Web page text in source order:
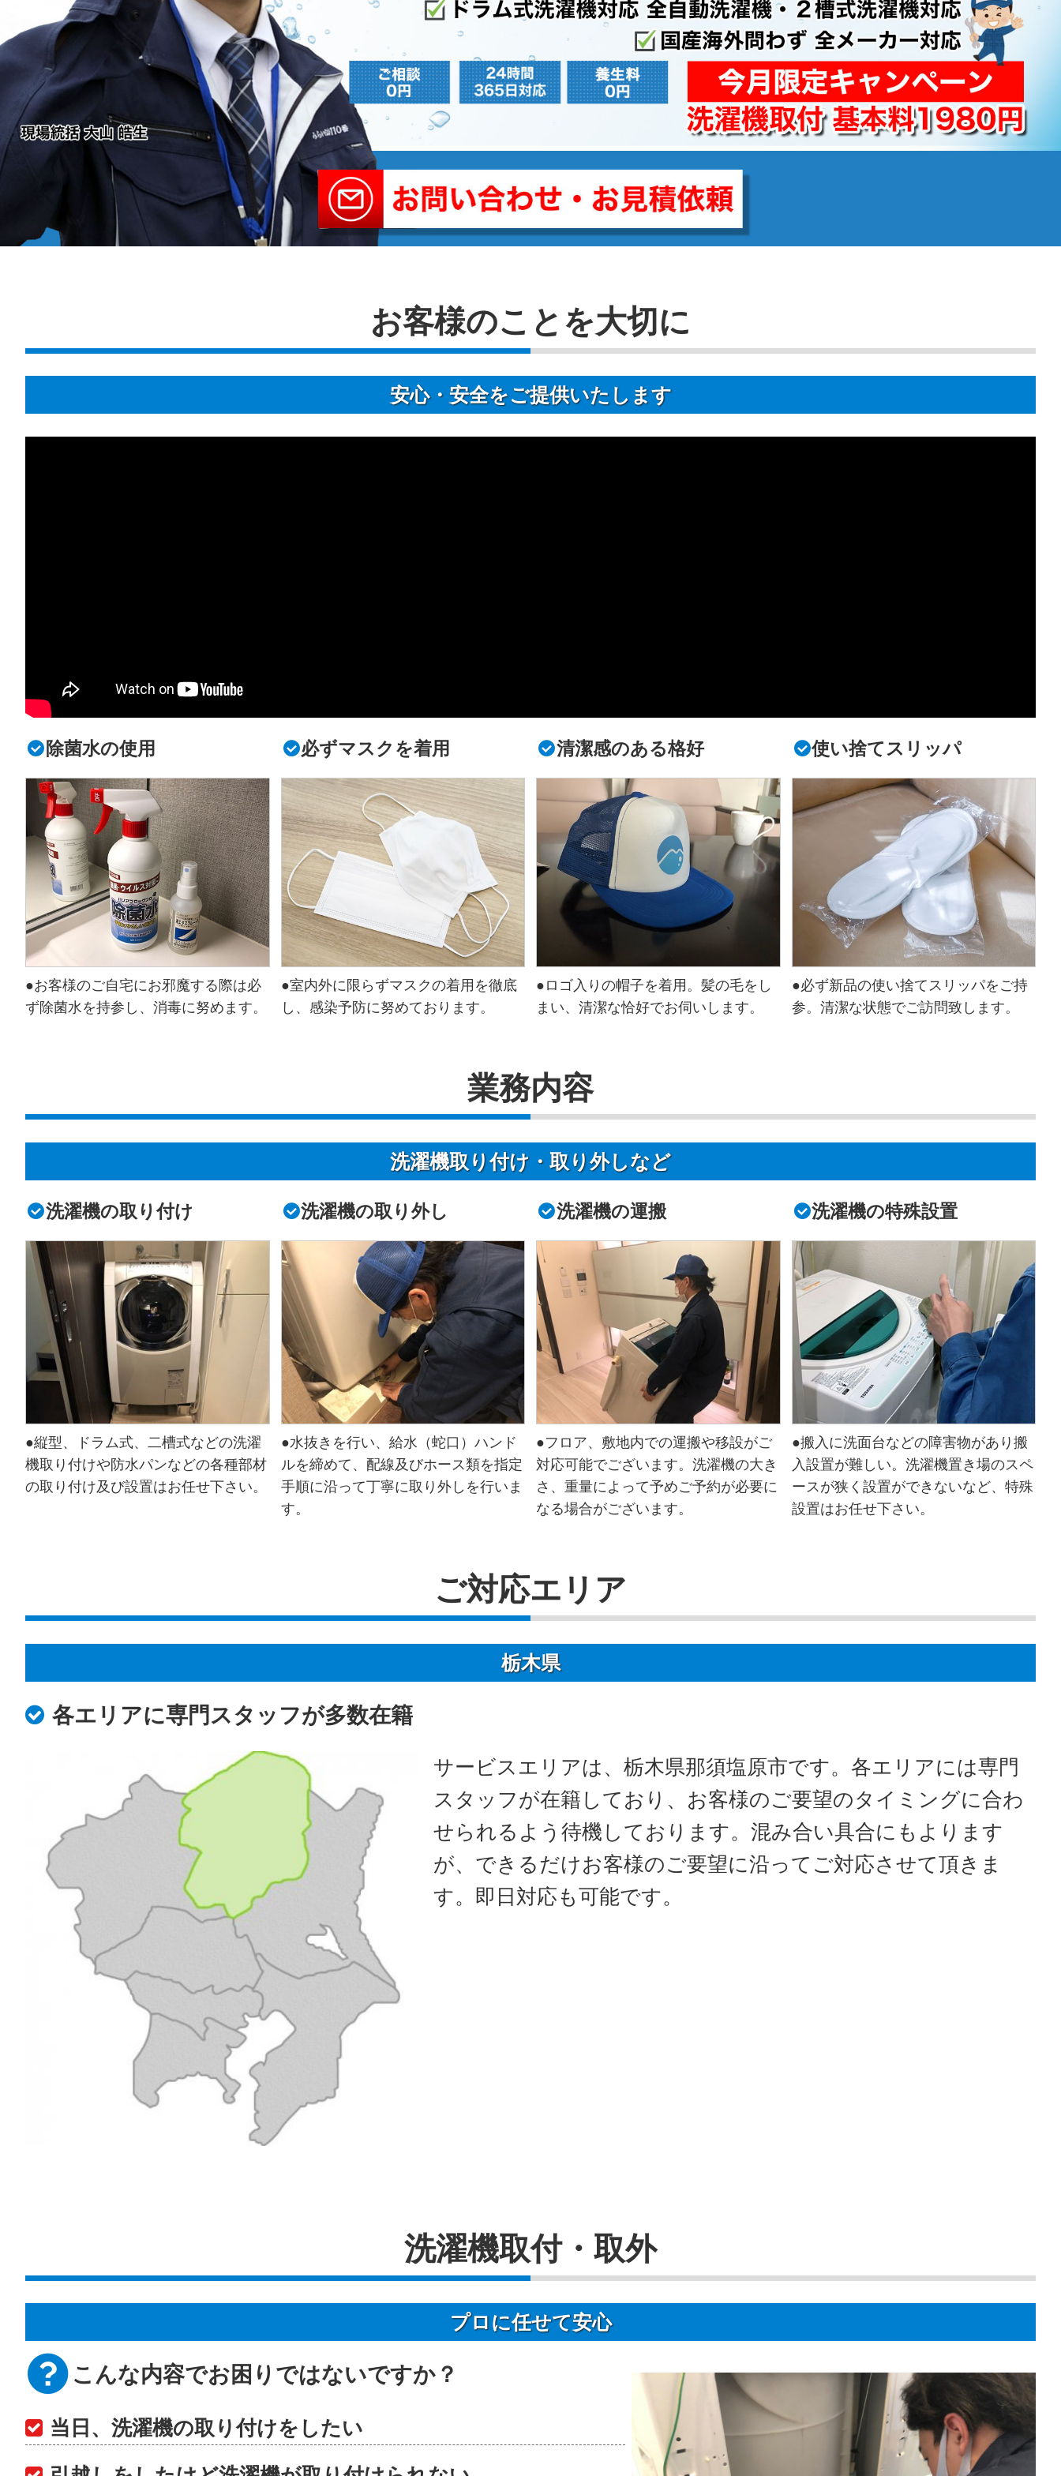
お客様のことを⼤切に
安⼼・安全をご提供いたします
除菌水の使用
●お客様のご自宅にお邪魔する際は必
ず除菌水を持参し、消毒に努めます。
必ずマスクを着用
●室内外に限らずマスクの着用を徹底
し、感染予防に努めております。
清潔感のある格好
●ロゴ入りの帽子を着用。髪の毛をし
まい、清潔な恰好でお伺いします。
使い捨てスリッパ
●必ず新品の使い捨てスリッパをご持
参。清潔な状態でご訪問致します。
業務内容
洗濯機取り付け・取り外しなど
洗濯機の取り付け
●縦型、ドラム式、二槽式などの洗濯
機取り付けや防水パンなどの各種部材
の取り付け及び設置はお任せ下さい。
洗濯機の取り外し
●水抜きを行い、給水（蛇口）ハンド
ルを締めて、配線及びホース類を指定
手順に沿って丁寧に取り外しを行いま
す。
洗濯機の運搬
●フロア、敷地内での運搬や移設がご
対応可能でございます。洗濯機の大き
さ、重量によって予めご予約が必要に
なる場合がございます。
洗濯機の特殊設置
●搬入に洗面台などの障害物があり搬
入設置が難しい。洗濯機置き場のスペ
ースが狭く設置ができないなど、特殊
設置はお任せ下さい。
ご対応エリア
栃木県
各エリアに専門スタッフが多数在籍
サービスエリアは、栃木県那須塩原市です。各エリアには専門
スタッフが在籍しており、お客様のご要望のタイミングに合わ
せられるよう待機しております。混み合い具合にもよります
が、できるだけお客様のご要望に沿ってご対応させて頂きま
す。即日対応も可能です。
洗濯機取付・取外
プロに任せて安心
こんな内容でお困りではないですか？
当日、洗濯機の取り付けをしたい